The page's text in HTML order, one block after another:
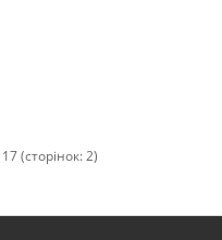
(сторінок: 2)